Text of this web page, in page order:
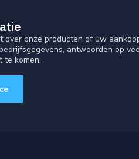
over onze producten of uw
antwoorden op
te komen.